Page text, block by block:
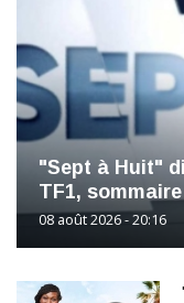
"Sept à Huit"
TF1,
08 août 2026 - 20:16